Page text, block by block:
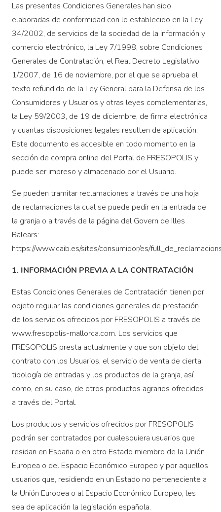
Las presentes Condiciones Generales han sido
elaboradas de conformidad con lo establecido en la Ley
34/2002, de servicios de la sociedad de la información y
comercio electrónico, la Ley 7/1998, sobre Condiciones
Generales de Contratación, el Real Decreto Legislativo
1/2007, de 16 de noviembre, por el que se aprueba el
texto refundido de la Ley General para la Defensa de los
Consumidores y Usuarios y otras leyes complementarias,
la Ley 59/2003, de 19 de diciembre, de firma electrónica
y cuantas disposiciones legales resulten de aplicación.
Este documento es accesible en todo momento en la
sección de compra online del Portal de FRESOPOLIS y
puede ser impreso y almacenado por el Usuario.
Se pueden tramitar reclamaciones a través de una hoja
de reclamaciones la cual se puede pedir en la entrada de
la granja o a través de la página del Govern de Illes
Balears:
https://www.caib.es/sites/consumidor/es/
1. INFORMACIÓN PREVIA A LA CONTRATACIÓN
Estas Condiciones Generales de Contratación tienen por
objeto regular las condiciones generales de prestación
de los servicios ofrecidos por FRESOPOLIS a través de
www.fresopolis-mallorca.com. Los servicios que
FRESOPOLIS presta actualmente y que son objeto del
contrato con los Usuarios, el servicio de venta de cierta
tipología de entradas y los productos de la granja, así
como, en su caso, de otros productos agrarios ofrecidos
a través del Portal.
Los productos y servicios ofrecidos por FRESOPOLIS
podrán ser contratados por cualesquiera usuarios que
residan en España o en otro Estado miembro de la Unión
Europea o del Espacio Económico Europeo y por aquellos
usuarios que, residiendo en un Estado no perteneciente a
la Unión Europea o al Espacio Económico Europeo, les
sea de aplicación la legislación española.